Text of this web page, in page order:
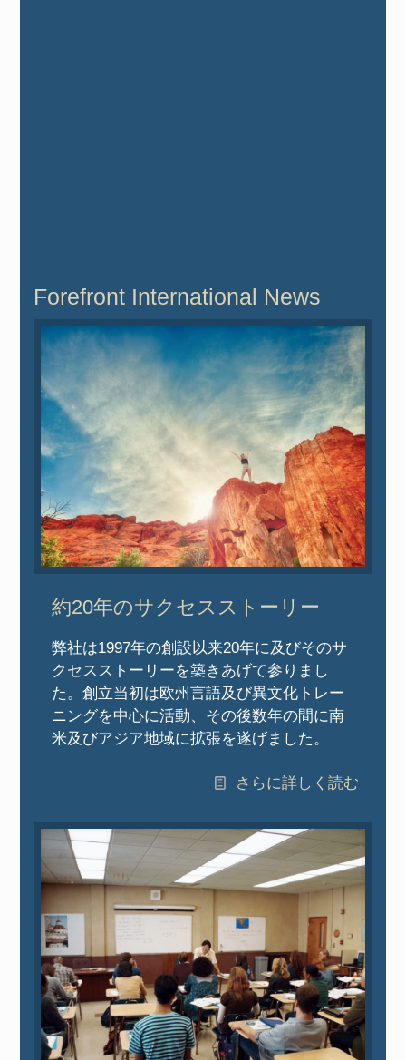
Forefront International News
約20年のサクセスストーリー
弊社は1997年の創設以来20年に及びそのサ
クセスストーリーを築きあげて参りまし
た。創立当初は欧州言語及び異文化トレー
ニングを中心に活動、その後数年の間に南
米及びアジア地域に拡張を遂げました。
さらに詳しく読む